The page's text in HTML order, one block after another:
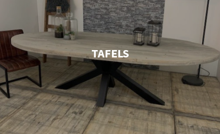
TAFELS